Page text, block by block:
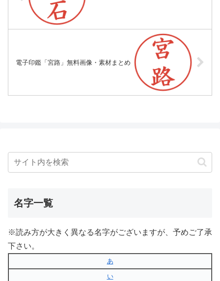
電子印鑑「宮路」無料画像・素材まとめ
名字一覧
※読み方が大きく異なる名字がございますが、予めご了承
下さい。
あ
い